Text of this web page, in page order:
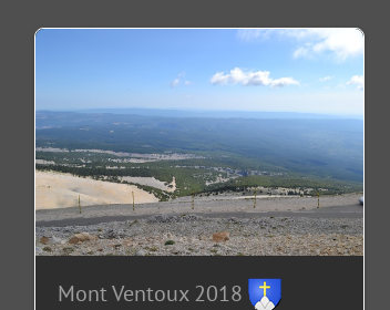
Mont Ventoux 2018